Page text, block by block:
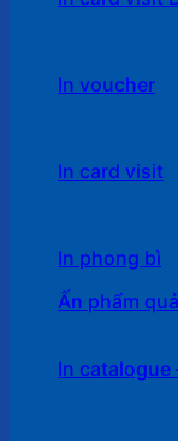
In voucher
In card visit
In phong bì
Ấn phẩm
In catalogue